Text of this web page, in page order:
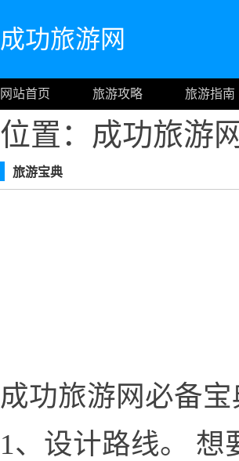
成功旅游网
网站首页 旅游攻略 旅游指南
位置：成功旅游网
旅游宝典
成功旅游网必备宝
1、设计路线。